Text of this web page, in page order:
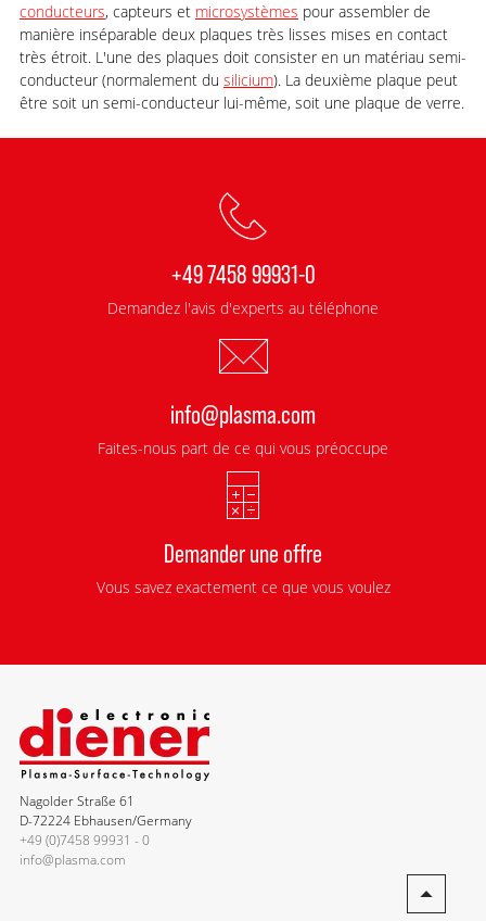
conducteurs, capteurs et microsystèmes pour assembler de
manière inséparable deux plaques très lisses mises en contact
très étroit. L'une des plaques doit consister en un matériau semi-
conducteur (normalement du silicium). La deuxième plaque peut
être soit un semi-conducteur lui-même, soit une plaque de verre.
+49 7458 99931-0
Demandez l'avis d'experts au téléphone
info@plasma.com
Faites-nous part de ce qui vous préoccupe
Demander une offre
Vous savez exactement ce que vous voulez
Nagolder Straße 61
D-72224 Ebhausen/Germany
+49 (0)7458 99931 - 0
info@plasma.com